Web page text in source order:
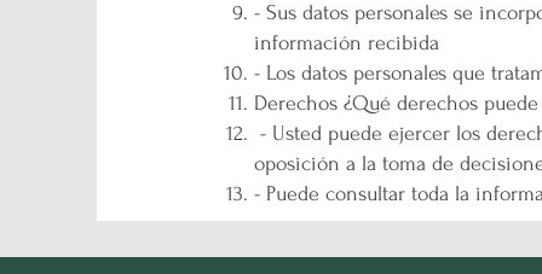
- Sus datos personales se
información recibida
- Los datos personales que
Derechos ¿Qué derechos
- Usted puede ejercer los
oposición a la toma de
- Puede consultar toda la